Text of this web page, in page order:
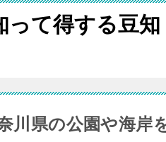
って得する豆知
川県の公園や海岸